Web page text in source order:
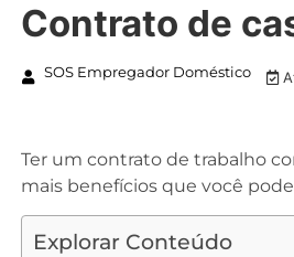
Contrato de
SOS Empregador Doméstico
Ter um contrato de trabalho
mais benefícios que você
Explorar Conteúdo